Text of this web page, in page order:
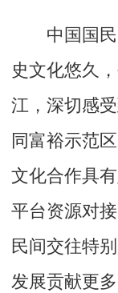
中国国民
史文化悠久
江，深切感
同富裕示范
文化合作具
平台资源对
民间交往特
发展贡献更多